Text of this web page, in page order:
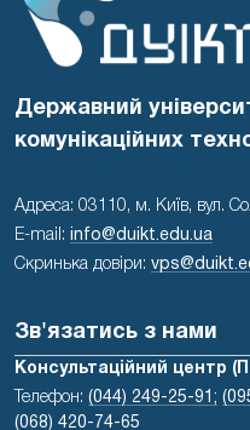
Державний
комунікаційних
Адреса: 03110, м. Київ, вул.
E-mail:
info@duikt.edu.ua
Скринька довіри:
Зв'язатись з нами
Консультаційний центр
Телефон: (044) 249-25-91;
(068) 420-74-65